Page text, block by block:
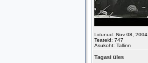
Liitunud: Nov 08, 2004
Teateid: 747
Asukoht: Tallinn
Tagasi üles